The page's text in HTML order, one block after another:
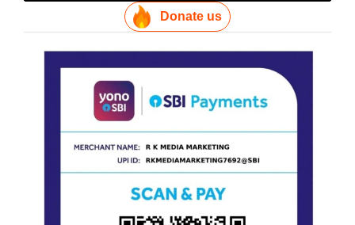
Donate us